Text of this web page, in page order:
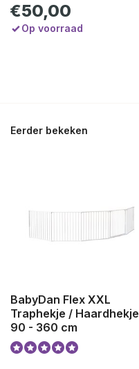
€50,00
Op voorraad
Eerder bekeken
BabyDan Flex XXL
Traphekje / Haardhekje
90 - 360 cm